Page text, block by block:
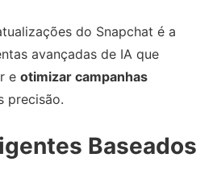
do Snapchat é a
avançadas de IA que
e otimizar campanhas
precisão.
Baseados